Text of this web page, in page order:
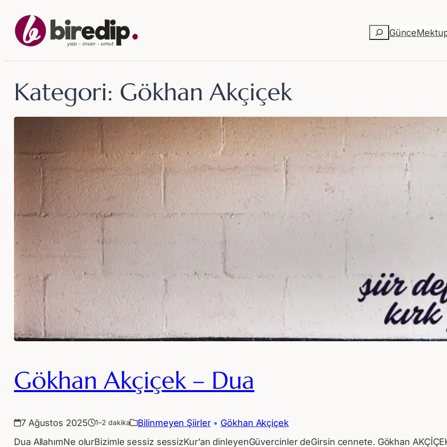
geç
Ara Günce
Kategori: Gökhan Akçiçek
Gökhan Akçiçek – Dua
7 Ağustos 2025 1–2 dakika Bilinmeyen Şiirler • Gökhan Akçiçek
Dua AllahımNe olurBizimle sessiz sessizKur’an dinleyenGüvercinler deGirsin cennete. Gökhan